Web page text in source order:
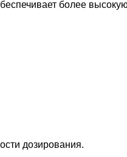
более
дозирования.